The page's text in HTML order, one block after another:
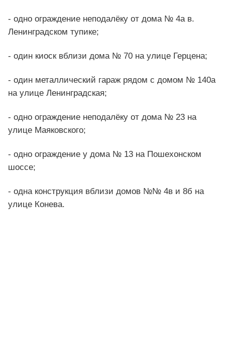
- одно ограждение неподалёку от дома № 4а в.
Ленинградском тупике;
- один киоск вблизи дома № 70 на улице Герцена;
- один металлический гараж рядом с домом № 140а
на улице Ленинградская;
- одно ограждение неподалёку от дома № 23 на
улице Маяковского;
- одно ограждение у дома № 13 на Пошехонском
шоссе;
- одна конструкция вблизи домов №№ 4в и 8б на
улице Конева.